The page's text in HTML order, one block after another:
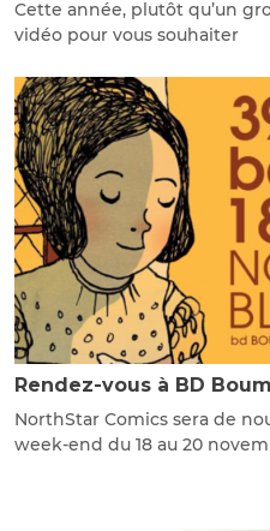
Cette année, plutôt qu’un
vidéo pour vous souhaiter
Rendez-vous à BD
NorthStar Comics sera de
week-end du 18 au 20